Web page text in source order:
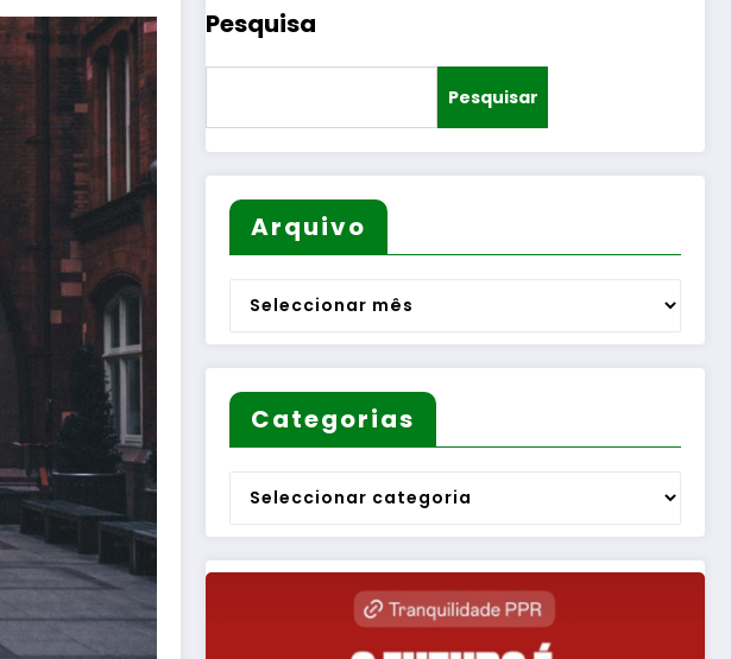
Pesquisa
Pesquisar
Arquivo
Arquivo
Categorias
Categorias